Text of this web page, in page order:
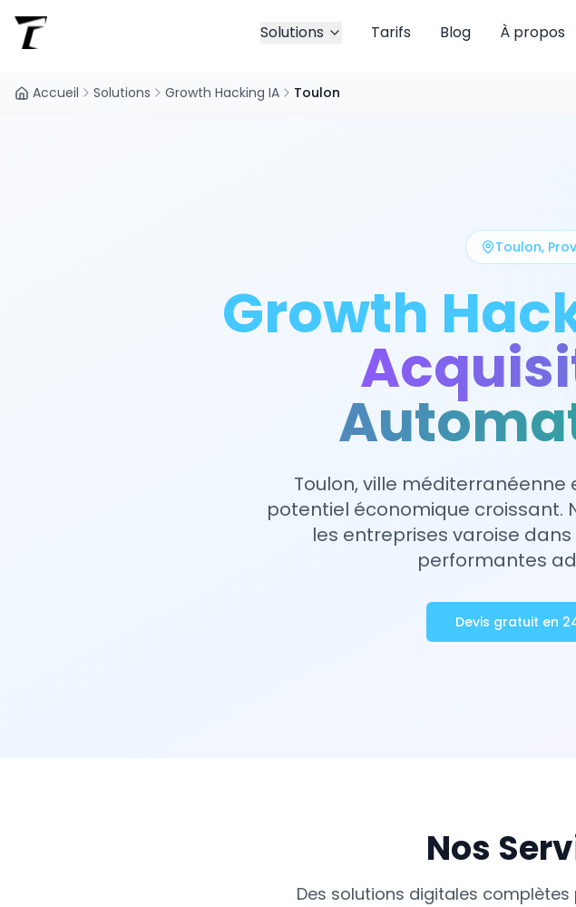
Solutions Tarifs Blog À propos
Accueil Solutions Growth Hacking IA Toulon
Toulon,
Growth
Toulon, ville
potentiel économique croissant.
les entreprises varoise
performantes
Devis gratuit en
Nos
Des solutions digitales